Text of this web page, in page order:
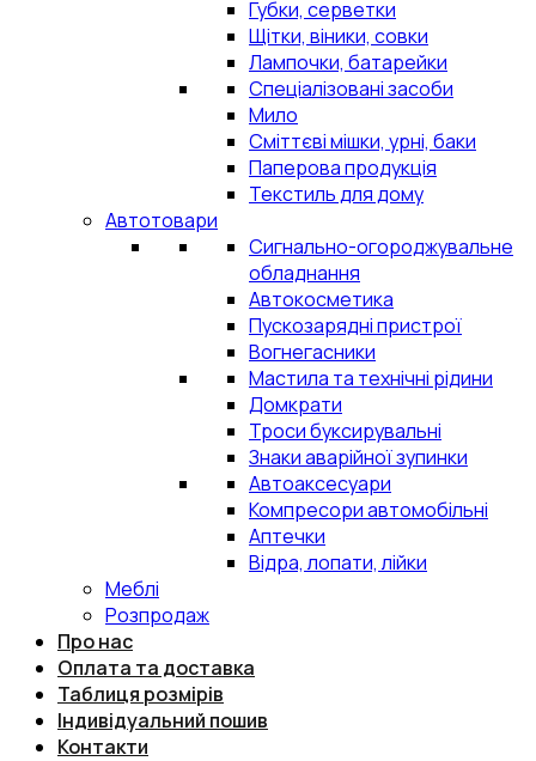
Губки, серветки
Щітки, віники, совки
Лампочки, батарейки
Спеціалізовані засоби
Мило
Сміттєві мішки, урні, баки
Паперова продукція
Текстиль для дому
Автотовари
Сигнально-огороджувальне
обладнання
Автокосметика
Пускозарядні пристрої
Вогнегасники
Мастила та технічні рідини
Домкрати
Троси буксирувальні
Знаки аварійної зупинки
Автоаксесуари
Компресори автомобільні
Аптечки
Відра, лопати, лійки
Меблі
Розпродаж
Про нас
Оплата та доставка
Таблиця розмірів
Індивідуальний пошив
Контакти